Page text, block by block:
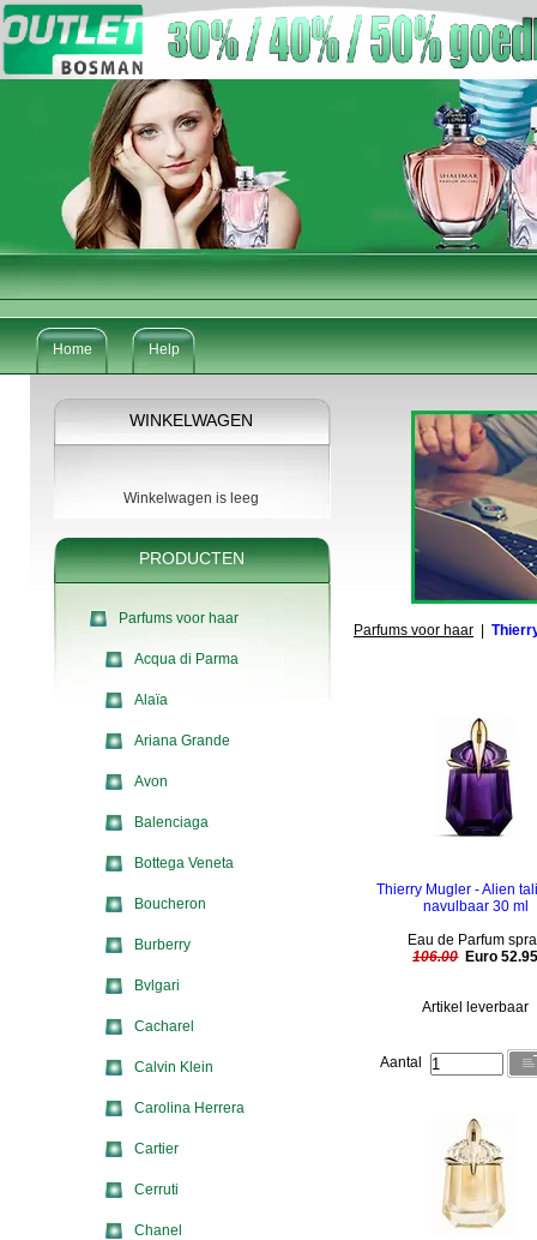
Home Help
WINKELWAGEN
Winkelwagen is leeg
PRODUCTEN
Parfums voor haar
Acqua di Parma
Alaïa
Ariana Grande
Avon
Balenciaga
Bottega Veneta
Boucheron
Burberry
Bvlgari
Cacharel
Calvin Klein
Carolina Herrera
Cartier
Cerruti
Chanel
Parfums voor haar
Thierry Mugler - Alien
navulbaar 30 ml
Eau de Parfum
106.00 Euro
Artikel leverbaar
Aantal